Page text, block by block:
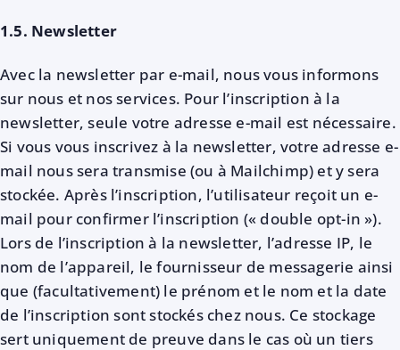
1.5. Newsletter
Avec la newsletter par e-mail, nous vous informons
sur nous et nos services. Pour l’inscription à la
newsletter, seule votre adresse e-mail est nécessaire.
Si vous vous inscrivez à la newsletter, votre adresse e-
mail nous sera transmise (ou à Mailchimp) et y sera
stockée. Après l’inscription, l’utilisateur reçoit un e-
mail pour confirmer l’inscription (« double opt-in »).
Lors de l’inscription à la newsletter, l’adresse IP, le
nom de l’appareil, le fournisseur de messagerie ainsi
que (facultativement) le prénom et le nom et la date
de l’inscription sont stockés chez nous. Ce stockage
sert uniquement de preuve dans le cas où un tiers